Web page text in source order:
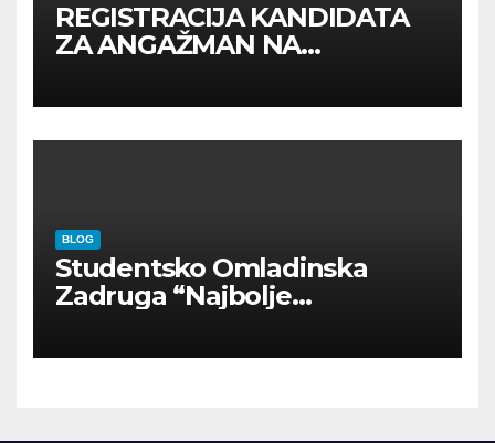
REGISTRACIJA KANDIDATA
ZA ANGAŽMAN NA
BLOG
Studentsko Omladinska
Zadruga “Najbolje